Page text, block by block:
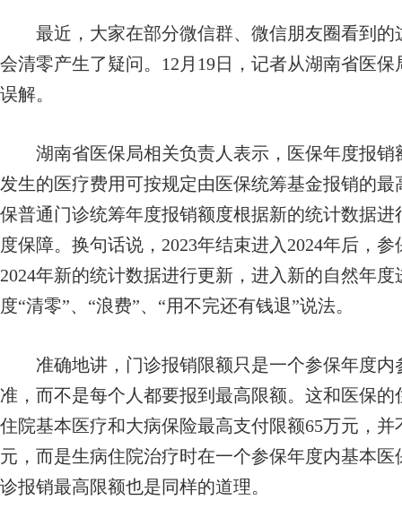
最近，大家在部分微信群、微信朋友圈看到的
会清零产生了疑问。12月19日，记者从湖南省医
误解。
湖南省医保局相关负责人表示，医保年度报销
发生的医疗费用可按规定由医保统筹基金报销的
保普通门诊统筹年度报销额度根据新的统计数据
度保障。换句话说，2023年结束进入2024年后，
2024年新的统计数据进行更新，进入新的自然年
度“清零”、“浪费”、“用不完还有钱退”说法。
准确地讲，门诊报销限额只是一个参保年度内
准，而不是每个人都要报到最高限额。这和医保
住院基本医疗和大病保险最高支付限额65万元，
元，而是生病住院治疗时在一个参保年度内基本
诊报销最高限额也是同样的道理。